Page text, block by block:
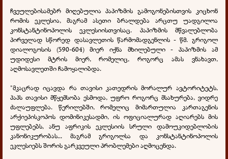
ჩვეულებისამებრ მიღებულია პაპიზმის გამოგონებისთვის კიცხონ
რომის ეკლესია, მაგრამ ასეთი ბრალდება არცთუ უადგილოა
კონსტანტინოპოლის ეკლესიისთვისაც. პაპიზმის მწვალებლობა
პირველად სწორედ დასავლეთის წარმომადგენლის - წმ. გრიგოლ
დიალოგოსის (590-604) მიერ იქნა მხილებული - პაპიზმის ამ
უდიდესი მტრის მიერ, რომელიც, როგორც ამას ვნახავთ,
აღმოსავლეთში ჩამოყალიბდა.
"მკაცრად იცავდა რა თავისი კათედრის მორალურ ავტორიტეტს,
პაპს თავისი მწყემსობა ესმოდა, უფრო როგორც მსახურება, ვიდრე
ძალაუფლება. წერილებში, რომელიც მიმართულია კართაგენის
არქიეპისკოპოს დომინიკესადმი, ის ოფიციალურად აღიარებს მის
უფლებებს, ანუ აფრიკის ეკლესიის სრული დამოუკიდებლობის
კანონიკურობას... მაგრამ გრიგოლსა და კონსტანტინოპოლის
ეკლესიებს შორის გარკვეული პრობლემები აღმოცენდა.